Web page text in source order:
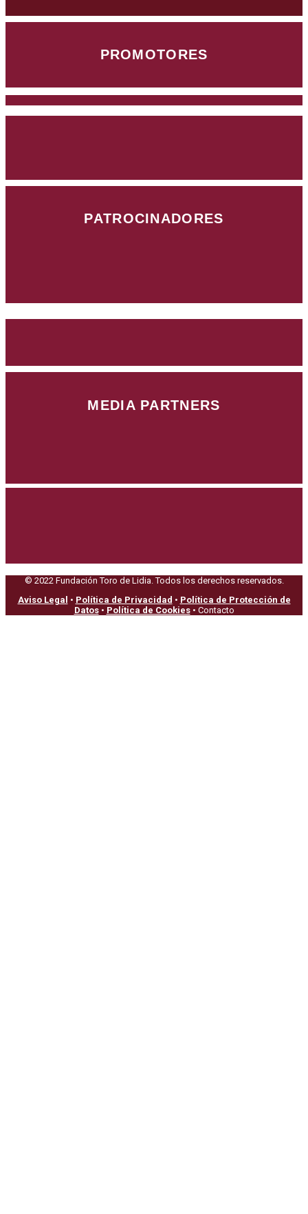
PROMOTORES
PATROCINADORES
MEDIA PARTNERS
© 2022 Fundación Toro de Lidia. Todos los derechos reservados.
Aviso Legal • Política de Privacidad • Política de Protección de
Datos• Política de Cookies• Contacto